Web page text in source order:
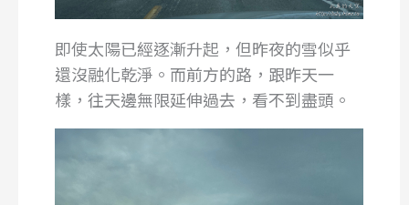
即使太陽已經逐漸升起，但昨夜的雪似乎
還沒融化乾淨。而前方的路，跟昨天一
樣，往天邊無限延伸過去，看不到盡頭。